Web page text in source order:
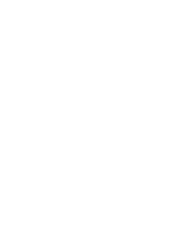
香农·贝里 提亚拉·布洛克 罗斯·弗拉纳根